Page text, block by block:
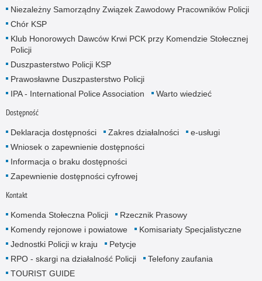
Niezależny Samorządny Związek Zawodowy Pracowników Policji
Chór KSP
Klub Honorowych Dawców Krwi PCK przy Komendzie Stołecznej
Policji
Duszpasterstwo Policji KSP
Prawosławne Duszpasterstwo Policji
IPA - International Police Association
Warto wiedzieć
Dostępność
Deklaracja dostępności Zakres działalności
e-usługi
Wniosek o zapewnienie dostępności
Informacja o braku dostępności
Zapewnienie dostępności cyfrowej
Kontakt
Komenda Stołeczna Policji
Rzecznik Prasowy
Komendy rejonowe i powiatowe
Komisariaty Specjalistyczne
Jednostki Policji w kraju
Petycje
RPO - skargi na działalność Policji
Telefony zaufania
TOURIST GUIDE